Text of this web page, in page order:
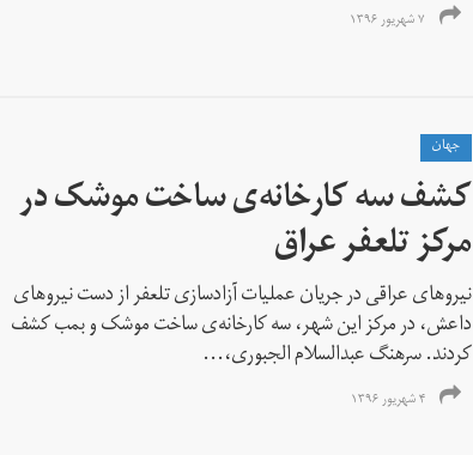
۷ شهریور ۱۳۹۶
جهان
کشف سه کارخانه‌ی ساخت موشک در
مرکز تلعفر عراق
نیروهای عراقی در جریان عملیات آزادسازی تلعفر از دست نیروهای
داعش، در مرکز این شهر، سه کارخانه‌ی ساخت موشک و بمب‌ کشف
کردند. سرهنگ عبدالسلام الجبوری،...
۴ شهریور ۱۳۹۶